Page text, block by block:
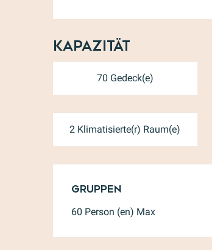
Kapazität
70 Gedeck(e)
2 Klimatisierte(r) Raum(e)
Gruppen
Gruppen
60 Person (en) Max